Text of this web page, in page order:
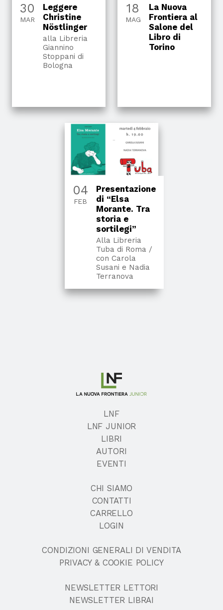
30
MAR
Leggere
Christine
Nöstlinger
alla Libreria
Giannino
Stoppani di
Bologna
18
MAG
La Nuova
Frontiera al
Salone del
Libro di
Torino
04
FEB
Presentazione
di “Elsa
Morante. Tra
storia e
sortilegi”
Alla Libreria
Tuba di Roma /
con Carola
Susani e Nadia
Terranova
LNF
LNF JUNIOR
LIBRI
AUTORI
EVENTI
CHI SIAMO
CONTATTI
CARRELLO
LOGIN
CONDIZIONI GENERALI DI VENDITA
PRIVACY & COOKIE POLICY
NEWSLETTER LETTORI
NEWSLETTER LIBRAI